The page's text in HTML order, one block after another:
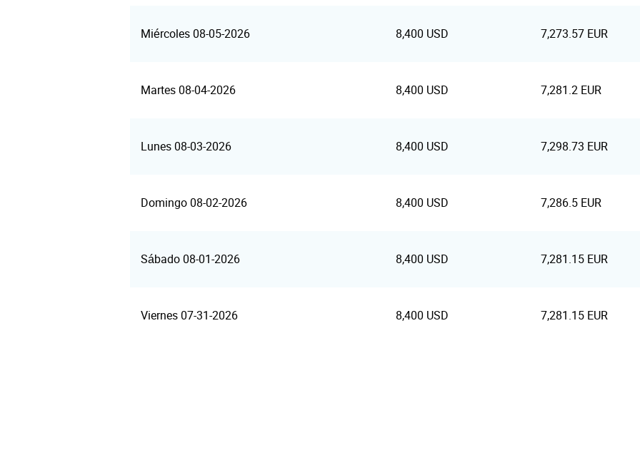
Miércoles 08-05-2026 8,400 USD 7,273.57 EUR
Martes 08-04-2026 8,400 USD 7,281.2 EUR
Lunes 08-03-2026 8,400 USD 7,298.73 EUR
Domingo 08-02-2026 8,400 USD 7,286.5 EUR
Sábado 08-01-2026 8,400 USD 7,281.15 EUR
Viernes 07-31-2026 8,400 USD 7,281.15 EUR